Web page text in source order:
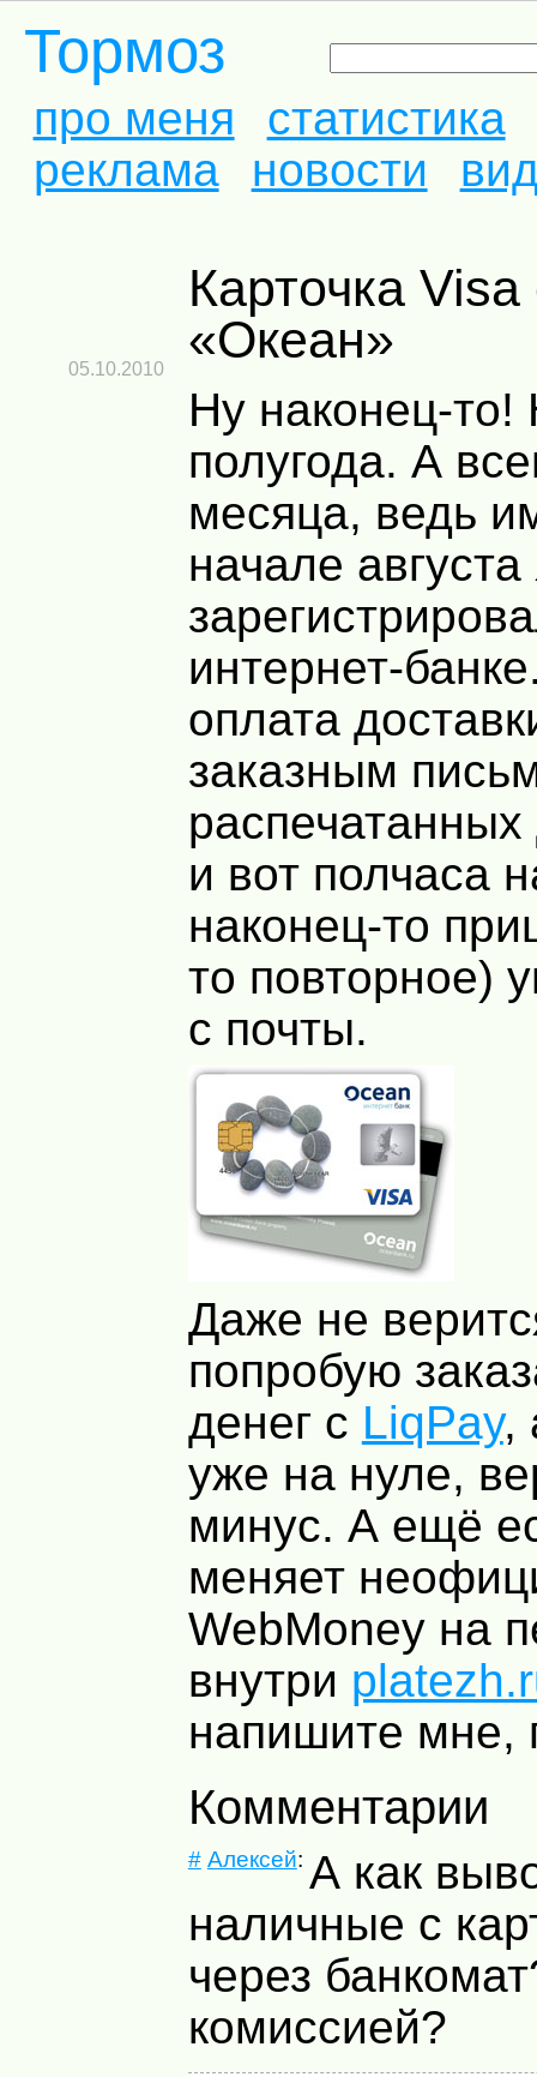
Тормоз
про меня
статистика
реклама
новости
Карточка Visa от банка
«Океан»
05.10.2010
Ну наконец-
полугода. А
месяца, ведь
начале августа
интернет-
оплата
заказным
и вот полчаса
наконец-то
то повторное)
с почты.
Даже не
попробую
денег с LiqPay,
уже на нуле,
минус. А ещё
меняет
WebMoney на
внутри
напишите мне,
Комментарии
# Алексей: А как
наличные с
через
комиссией?